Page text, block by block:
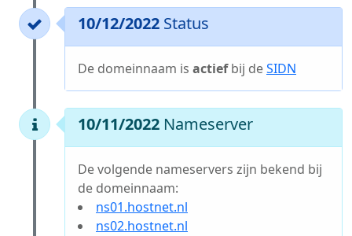
10/12/2022 Status
De domeinnaam is actiefbij deSIDN
10/11/2022 Nameserver
De volgende nameservers zijn bekend bij
de domeinnaam:
ns01.hostnet.nl
ns02.hostnet.nl